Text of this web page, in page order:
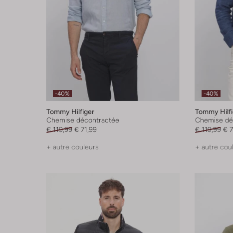
-40%
Tommy Hilfiger
Chemise décontractée
€ 119,99 € 71,99
+ autre couleurs
-40%
Tommy
Chemise
€ 119,99 €
+ autre